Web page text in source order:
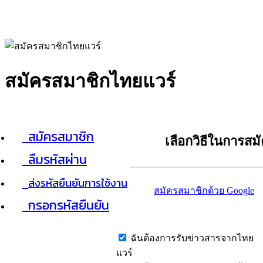
สมัครสมาชิกไทยแวร์
สมัครสมาชิก
ลืมรหัสผ่าน
ส่งรหัสยืนยันการใช้งาน
กรอกรหัสยืนยัน
เลือกวิธีในการส
สมัครสมาชิกด้วย Google
ฉันต้องการรับข่าวสารจากไทย
แวร์